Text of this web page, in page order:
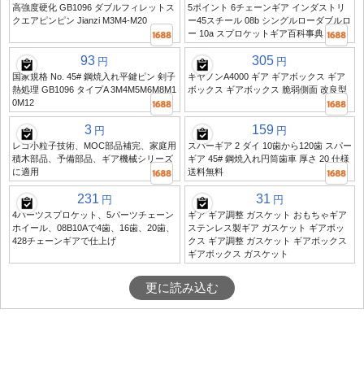
高強度硬化 GB1096 ダブルフィレットス
クエアピンピン Jianzi M3M4-M20
5ポイント 6チェーンギア インダストリ
ー45スチール 08b シングルローダブルロ
ー 10a スプロケットギア百科事典
93 円
国家規格 No. 45# 鋼焼入れ平鍵ピン 剣子
熱処理 GB1096 タイプA 3M4M5M6M8M1
0M12
305 円
キヤノンA4000 ギア ギアボックス ギア
ボックス ギアボックス 脆弱側面 改良型
3 円
レゴ小粒子技術、MOC部品補完、家庭用
積木部品、予備部品、ギア機械シリーズ
に適用
159 円
スパーギア 2 ダイ 10歯から120歯 スパー
ギア 45# 鋼焼入れ円筒歯車 厚さ 20 仕様
送料無料
231 円
4パーツスプロケット、5パーツチェーン
ホイール、08B10Aで4歯、16歯、20歯、
428チェーンギアで仕上げ
31 円
ギア ギア調整 ガスケット おもちゃギア
ステンレス製ギア ガスケット ギアボッ
クス ギア調整 ガスケット ギアボックス
ギアボックス ガスケット
更に読み込む